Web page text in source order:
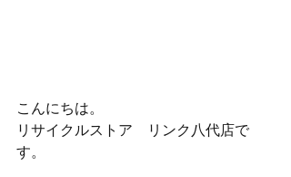
こんにちは。
リサイクルストア　リンク八代店で
す。